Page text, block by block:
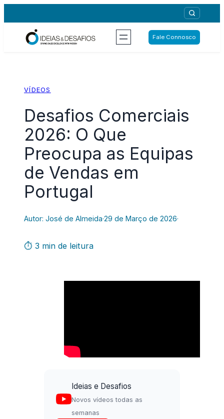
para
Fale Connosco
VÍDEOS
Desafios Comerciais
2026: O Que
Preocupa as Equipas
de Vendas em
Portugal
Autor: José de Almeida·29 de Março de 2026·
⏱ 3 min de leitura
Ideias e Desafios
Novos vídeos todas as
semanas